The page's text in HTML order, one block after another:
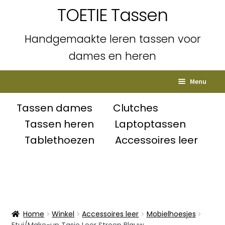
TOETIE Tassen
Handgemaakte leren tassen voor
dames en heren
navigatie
inhoud
Menu
Home
Mijn account
Tassen dames
Clutches
Tassen heren
Laptoptassen
Tablethoezen
Accessoires leer
Home Winkel Accessoires leer
Mobielhoesjes